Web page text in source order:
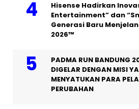
Hisense Hadirkan
Entertainment” dan
Generasi Baru
2026™
PADMA RUN BANDUNG
DIGELAR DENGAN MISI
MENYATUKAN PARA
PERUBAHAN